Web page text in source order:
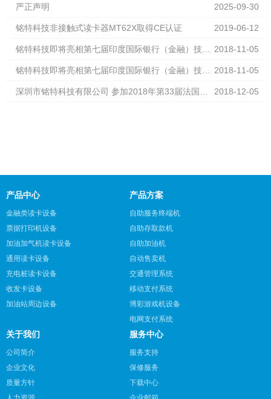
情况说明
严正声明 2025-09-30
铭特科技非接触式读卡器MT62X取得CE认证 2019-06-12
铭特科技即将亮相第七届印度国际银行（金融）技术
及设备展览会
2018-11-05
铭特科技即将亮相第七届印度国际银行（金融）技术
及设备展览会
2018-11-05
深圳市铭特科技有限公司 参加2018年第33届法国智 2018-12-05
产品中心
金融类读卡设备
票据打印机设备
加油加气机读卡设备
通用读卡设备
充电桩读卡设备
收发卡设备
加油站周边设备
产品方案
自助服务终端机
自助存取款机
自助加油机
自动售卖机
交通管理系统
移动支付系统
博彩游戏机设备
电网支付系统
关于我们
公司简介
企业文化
质量方针
服务中心
服务支持
保修服务
下载中心